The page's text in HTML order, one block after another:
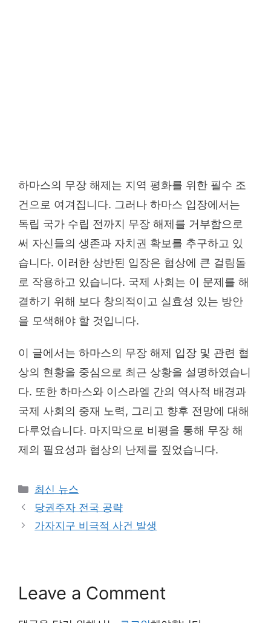
하마스의 무장 해제는 지역 평화를 위한 필수 조
건으로 여겨집니다. 그러나 하마스 입장에서는
독립 국가 수립 전까지 무장 해제를 거부함으로
써 자신들의 생존과 자치권 확보를 추구하고 있
습니다. 이러한 상반된 입장은 협상에 큰 걸림돌
로 작용하고 있습니다. 국제 사회는 이 문제를 해
결하기 위해 보다 창의적이고 실효성 있는 방안
을 모색해야 할 것입니다.
이 글에서는 하마스의 무장 해제 입장 및 관련 협
상의 현황을 중심으로 최근 상황을 설명하였습니
다. 또한 하마스와 이스라엘 간의 역사적 배경과
국제 사회의 중재 노력, 그리고 향후 전망에 대해
다루었습니다. 마지막으로 비평을 통해 무장 해
제의 필요성과 협상의 난제를 짚었습니다.
Categories
최신 뉴스
당권주자 전국 공략
가자지구 비극적 사건 발생
Leave a Comment